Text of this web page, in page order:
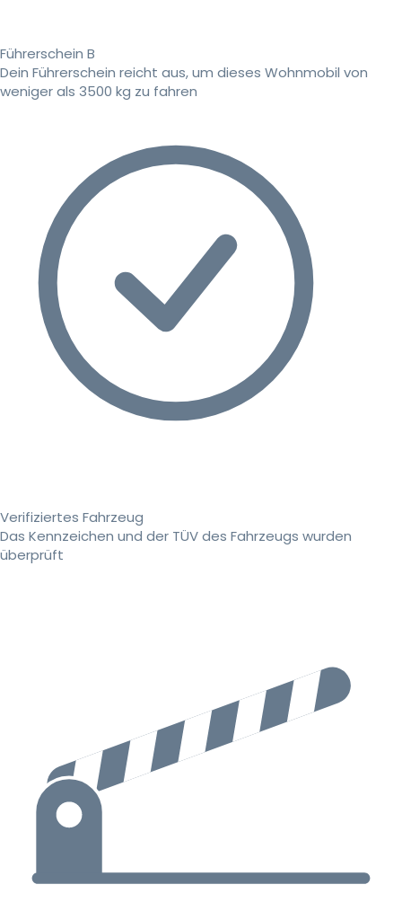
Führerschein B
Dein Führerschein reicht aus, um dieses Wohnmobil von
weniger als 3500 kg zu fahren
Verifiziertes Fahrzeug
Das Kennzeichen und der TÜV des Fahrzeugs wurden
überprüft